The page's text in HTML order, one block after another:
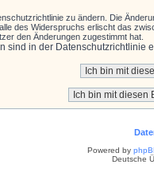
zu ändern. Die
des Widerspruchs erlischt das
den Änderungen zugestimmt hat.
sind in der Datenschutzrichtlinie
Powered by
Deutsche